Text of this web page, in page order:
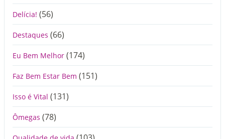
Delícia! (56)
Destaques (66)
Eu Bem Melhor (174)
Faz Bem Estar Bem (151)
Isso é Vital (131)
Ômegas (78)